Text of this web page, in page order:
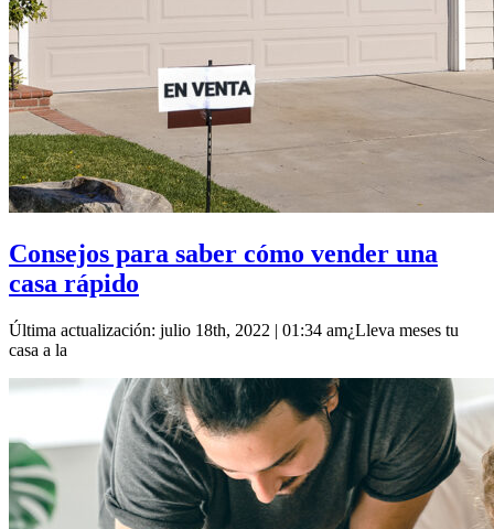
Consejos para saber cómo vender una
casa rápido
Última actualización: julio 18th, 2022 | 01:34 am¿Lleva meses tu
casa a la